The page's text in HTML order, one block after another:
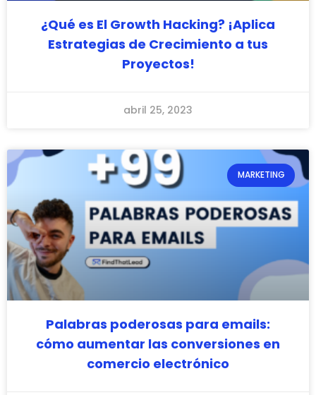
¿Qué es El Growth Hacking? ¡Aplica
Estrategias de Crecimiento a tus
Proyectos!
abril 25, 2023
MARKETING
Palabras poderosas para emails:
cómo aumentar las conversiones en
comercio electrónico